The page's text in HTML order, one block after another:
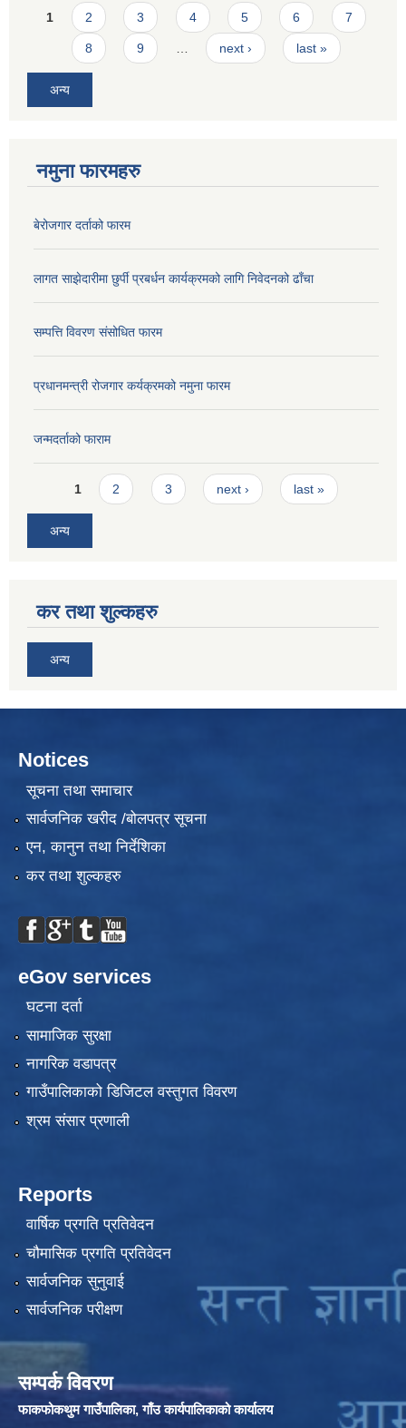
Pages
1 2 3 4 5 6 7
8 9 next › last »
अन्य
नमुना फारमहरु
बेरोजगार दर्ताको फारम
लागत साझेदारीमा छुर्पी प्रबर्धन कार्यक्रमको लागि निवेदनको ढाँचा
सम्पत्ति विवरण संसोधित फारम
प्रधानमन्त्री रोजगार कर्यक्रमको नमुना फारम
जन्मदर्ताको फाराम
Pages
1 2 3 next › last »
अन्य
कर तथा शुल्कहरु
अन्य
Notices
सूचना तथा समाचार
सार्वजनिक खरीद /बोलपत्र सूचना
एन, कानुन तथा निर्देशिका
कर तथा शुल्कहरु
eGov services
घटना दर्ता
सामाजिक सुरक्षा
नागरिक वडापत्र
गाउँपालिकाको डिजिटल वस्तुगत विवरण
श्रम संसार प्रणाली
Reports
वार्षिक प्रगति प्रतिवेदन
चौमासिक प्रगति प्रतिवेदन
सार्वजनिक सुनुवाई
सार्वजनिक परीक्षण
सम्पर्क विवरण
फाकफोकथुम गाउँपालिका, गाँउ कार्यपालिकाको कार्यालय